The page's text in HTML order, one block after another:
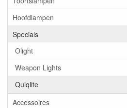
Hoofdlampen
Specials
Olight
Weapon Lights
Quiqlite
Accessoires